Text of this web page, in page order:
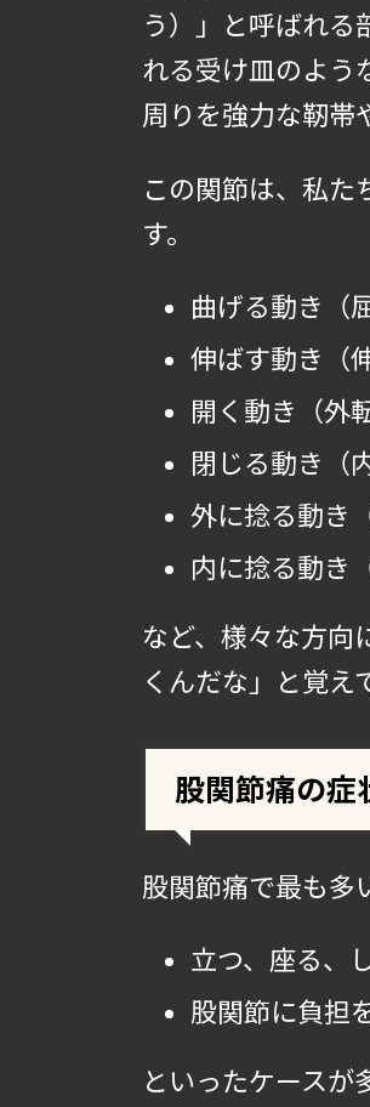
う）」と呼ばれる
れる受け皿のよう
周りを強力な靭帯
この関節は、私た
す。
曲げる動き（
伸ばす動き（
開く動き（外
閉じる動き（
外に捻る動き
内に捻る動き
など、様々な方向
くんだな」と覚え
股関節痛の症
股関節痛で最も多
立つ、座る、
股関節に負担
といったケースが